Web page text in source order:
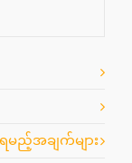
မည့်အချက်များ